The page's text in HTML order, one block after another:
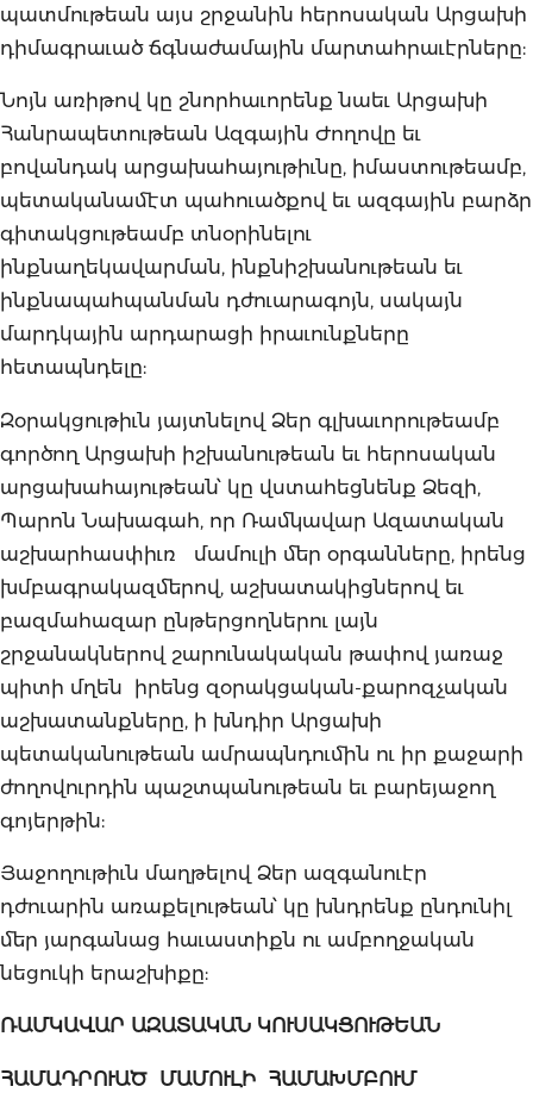
պատմութեան այս շրջանին հերոսական Արցախի
դիմագրաւած ճգնաժամային մարտահրաւէրները:
Նոյն առիթով կը շնորհաւորենք նաեւ Արցախի
Հանրապետութեան Ազգային Ժողովը եւ
բովանդակ արցախահայութիւնը, իմաստութեամբ,
պետականամէտ պահուածքով եւ ազգային բարձր
գիտակցութեամբ տնօրինելու
ինքնաղեկավարման, ինքնիշխանութեան եւ
ինքնապահպանման դժուարագոյն, սակայն
մարդկային արդարացի իրաւունքները
հետապնդելը:
Զօրակցութիւն յայտնելով Ձեր գլխաւորութեամբ
գործող Արցախի իշխանութեան եւ հերոսական
արցախահայութեան՝ կը վստահեցնենք Ձեզի,
Պարոն Նախագահ, որ Ռամկավար Ազատական
աշխարհասփիւռ մամուլի մեր օրգանները, իրենց
խմբագրակազմերով, աշխատակիցներով եւ
բազմահազար ընթերցողներու լայն
շրջանակներով շարունակական թափով յառաջ
պիտի մղեն իրենց զօրակցական-քարոզչական
աշխատանքները, ի խնդիր Արցախի
պետականութեան ամրապնդումին ու իր քաջարի
ժողովուրդին պաշտպանութեան եւ բարեյաջող
գոյերթին:
Յաջողութիւն մաղթելով Ձեր ազգանուէր
դժուարին առաքելութեան՝ կը խնդրենք ընդունիլ
մեր յարգանաց հաւաստիքն ու ամբողջական
նեցուկի երաշխիքը:
ՌԱՄԿԱՎԱՐ ԱԶԱՏԱԿԱՆ ԿՈՒՍԱԿՑՈՒԹԵԱՆ
ՀԱՄԱԴՐՈՒԱԾ ՄԱՄՈՒԼԻ ՀԱՄԱԽՄԲՈՒՄ